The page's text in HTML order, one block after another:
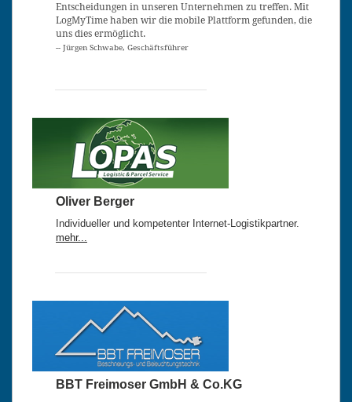
Entscheidungen in unseren Unternehmen zu treffen. Mit
LogMyTime haben wir die mobile Plattform gefunden, die
uns dies ermöglicht.
-- Jürgen Schwabe, Geschäftsführer
Oliver Berger
Individueller und kompetenter Internet-Logistikpartner.
mehr...
BBT Freimoser GmbH & Co.KG